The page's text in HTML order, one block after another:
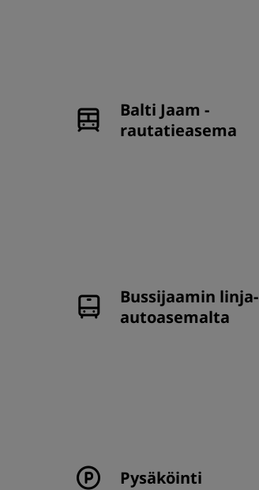
Balti Jaam -
rautatieasema
Bussijaamin linja-
autoasemalta
Pysäköinti